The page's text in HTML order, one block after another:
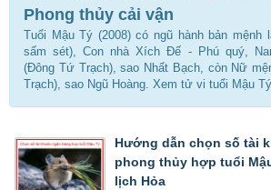
Phong thủy cải vận
Tuổi Mậu Tý (2008) có ngũ hành bản mệnh
sấm sét), Con nhà Xích Ðế - Phú quý,
(Đông Tứ Trạch), sao Nhất Bạch, còn Nữ
Trạch), sao Ngũ Hoàng. Xem tử vi tuổi Mậu
Hướng dẫn chọn số tài
phong thủy hợp tuổi
lịch Hỏa